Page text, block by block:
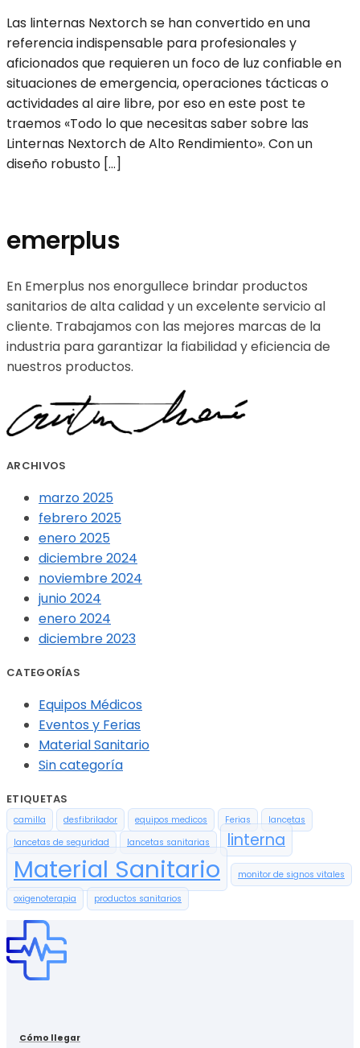
Las linternas Nextorch se han convertido en una
referencia indispensable para profesionales y
aficionados que requieren un foco de luz confiable en
situaciones de emergencia, operaciones tácticas o
actividades al aire libre, por eso en este post te
traemos «Todo lo que necesitas saber sobre las
Linternas Nextorch de Alto Rendimiento». Con un
diseño robusto […]
emerplus
En Emerplus nos enorgullece brindar productos
sanitarios de alta calidad y un excelente servicio al
cliente. Trabajamos con las mejores marcas de la
industria para garantizar la fiabilidad y eficiencia de
nuestros productos.
ARCHIVOS
marzo 2025
febrero 2025
enero 2025
diciembre 2024
noviembre 2024
junio 2024
enero 2024
diciembre 2023
CATEGORÍAS
Equipos Médicos
Eventos y Ferias
Material Sanitario
Sin categoría
ETIQUETAS
camilla desfibrilador equipos medicos Ferias
lancetas
lancetas de seguridad
lancetas sanitarias linterna
Material Sanitario
monitor de signos vitales
oxigenoterapia
productos sanitarios
Cómo llegar